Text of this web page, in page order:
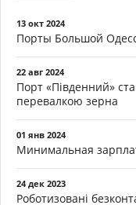
13 окт 2024
Порты Большой
22 авг 2024
Порт «Південний»
перевалкою зерна
01 янв 2024
Минимальная
24 дек 2023
Роботизовані